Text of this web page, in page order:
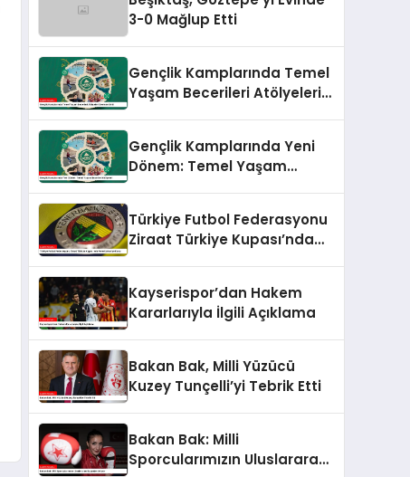
3-0 Mağlup Etti
Gençlik Kamplarında Temel
Yaşam Becerileri Atölyeleri
Gençlik Kamplarında Yeni
Dönem: Temel Yaşam
Türkiye Futbol Federasyonu
Ziraat Türkiye Kupası’nda
Kayserispor’dan Hakem
Kararlarıyla İlgili Açıklama
Bakan Bak, Milli Yüzücü
Kuzey Tunçelli’yi Tebrik Etti
Bakan Bak: Milli
Sporcularımızın Uluslararası